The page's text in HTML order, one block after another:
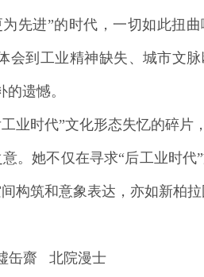
进”的时代，一切如此扭曲
会到工业精神缺失、城市文
遗憾。
时代”文化形态失忆的碎片，
。她不仅在寻求“后工业时
构筑和意象表达，亦如新柏
齋 北院漫士